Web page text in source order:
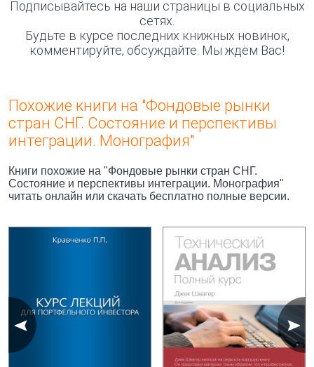
Подписывайтесь на наши страницы в социальных
сетях.
Будьте в курсе последних книжных новинок,
комментируйте, обсуждайте. Мы ждём Вас!
Похожие книги на "Фондовые рынки
стран СНГ. Состояние и перспективы
интеграции. Монография"
Книги похожие на "Фондовые рынки стран СНГ.
Состояние и перспективы интеграции. Монография"
читать онлайн или скачать бесплатно полные версии.